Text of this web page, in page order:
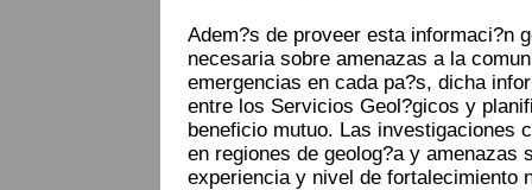
Adem?s de proveer esta informaci?n
necesaria sobre amenazas a la
emergencias en cada pa?s, dicha
entre los Servicios Geol?gicos y
beneficio mutuo. Las investigaciones
en regiones de geolog?a y amenazas
experiencia y nivel de fortalecimiento